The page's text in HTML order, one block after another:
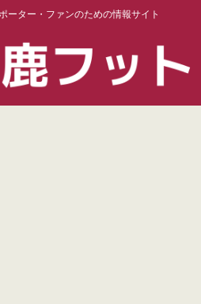
ーター・ファンのための情報サイト